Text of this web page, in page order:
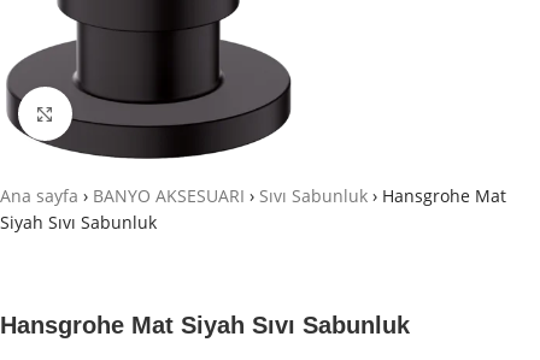
Büyütmek için tıklayın
Ana sayfa › BANYO AKSESUARI › Sıvı Sabunluk › Hansgrohe Mat
Siyah Sıvı Sabunluk
Hansgrohe Mat Siyah Sıvı Sabunluk